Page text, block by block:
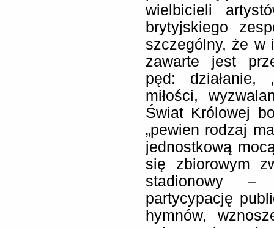
wielbicieli
brytyjskiego
szczególny, że w
zawarte jest
pęd: działanie,
miłości,
Świat Królowej
„pewien rodzaj
jednostkową
się zbiorowym
stadionowy –
partycypację
hymnów,